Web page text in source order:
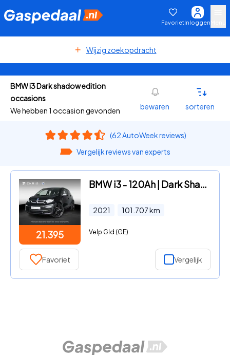
FavorietInloggen
Wijzig zoekopdracht
BMW i3 Dark shadow edition
occasions
We hebben 1 occasion gevonden
bewaren sorteren
(62 AutoWeek reviews)
Vergelijk reviews van experts
21.395
BMW i3 - 120Ah | Dark Shadow Edition | Sportpakket | 20 inch | Comfor
2021 101.707km
Velp Gld (GE)
Favoriet Vergelijk